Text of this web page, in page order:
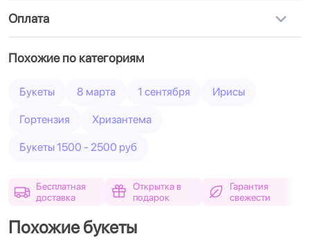
Оплата
Похожие по категориям
Букеты 8 марта 1 сентября Ирисы
Гортензия Хризантема
Букеты 1500 - 2500 руб
Бесплатная
доставка
Открытка в
подарок
Гарантия
свежести
Похожие букеты